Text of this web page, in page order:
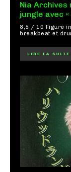
Nia
jungle avec
8,5 / 10 Figure incontournable du renouveau de la scène
breakbeat et
LIRE LA SUITE